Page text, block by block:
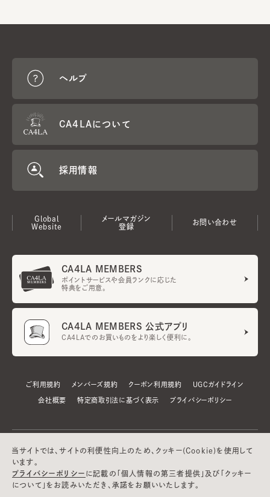
ヘルプ
CA4LAについて
採用情報
Global
Website
メールマガジン
登録
お問い合わせ
CA4LA MEMBERS
ポイントサービスや会員ランクに応じた
特典をご用意。
CA4LA MEMBERS 公式アプリ
CA4LAでのお買いものをより楽しく便利に。
ご利用規約 メンバーズ規約 クーポン利用規約 UGCガイドライン
会社概要 特定商取引法に基づく表示 プライバシーポリシー
当サイトでは、サイトの利便性向上のため、クッキー(Cookie)を使用して
います。
プライバシーポリシー に記載の「個人情報の第三者提供」及び「クッキー
について」をお読みいただき、承諾をお願いいたします。